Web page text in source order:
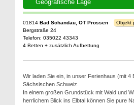
Geografische Lage
01814 Bad Schandau, OT Prossen
Bergstraße 24
Telefon: 035022 43343
4 Betten + zusätzlich Aufbettung
Objekt
Wir laden Sie ein, in unser Ferienhaus (mit 4
Sächsischen Schweiz.
In einem großen Grundstück mit Wald und
herrlichem Blick ins Elbtal können Sie pure